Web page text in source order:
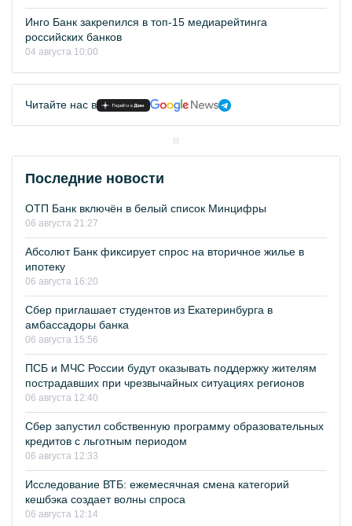
Инго Банк закрепился в топ-15 медиарейтинга
российских банков
04 августа 10:00
Читайте нас в
Последние новости
ОТП Банк включён в белый список Минцифры
06 августа 21:27
Абсолют Банк фиксирует спрос на вторичное жилье в
ипотеку
06 августа 16:20
Сбер приглашает студентов из Екатеринбурга в
амбассадоры банка
06 августа 15:56
ПСБ и МЧС России будут оказывать поддержку жителям
пострадавших при чрезвычайных ситуациях регионов
06 августа 12:40
Сбер запустил собственную программу образовательных
кредитов с льготным периодом
06 августа 12:33
Исследование ВТБ: ежемесячная смена категорий
кешбэка создает волны спроса
06 августа 12:14